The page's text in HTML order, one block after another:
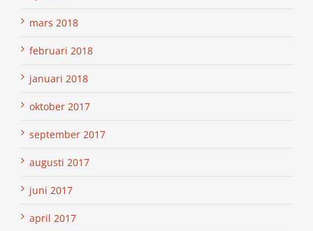
mars 2018
februari 2018
januari 2018
oktober 2017
september 2017
augusti 2017
juni 2017
april 2017